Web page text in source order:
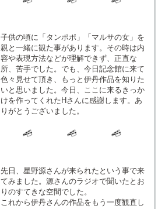
子供の頃に「タンポポ」「マルサの女」を
親と一緒に観た事があります。その時は内
容や表現方法などが理解できず、正直な
所、苦手でした。でも、今日記念館に来て
色々見せて頂き、もっと伊丹作品を知りた
いと思いました。今日、ここに来るきっか
けを作ってくれたHさんに感謝します。あ
りがとうございました。
先日、星野源さんが来られたという事で来
てみました。源さんのラジオで聞いたとお
りのすてきな空間でした。
これから伊丹さんの作品をもう一度観直し